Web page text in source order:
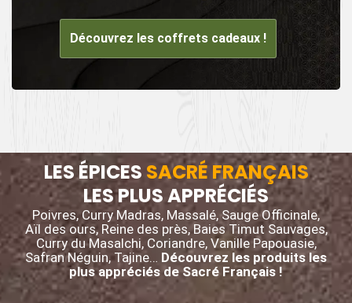
Découvrez les coffrets cadeaux !
LES ÉPICES SACRÉ FRANÇAIS
LES PLUS APPRÉCIÉS
Poivres, Curry Madras, Massalé, Sauge Officinale,
Aïl des ours, Reine des près, Baies Timut Sauvages,
Curry du Masalchi, Coriandre, Vanille Papouasie,
Safran Néguin, Tajine… Découvrez les produits les
plus appréciés de Sacré Français !